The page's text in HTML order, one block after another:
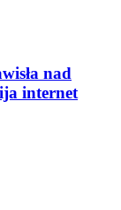
nad
internet